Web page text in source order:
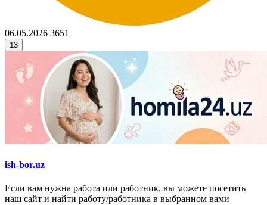
06.05.2026 3651
13
ish-bor.uz
Если вам нужна работа или работник, вы можете посетить
наш сайт и найти работу/работника в выбранном вами